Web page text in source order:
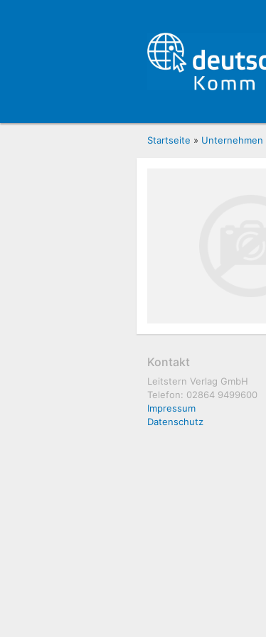
Startseite » Unternehmen
Kontakt
Leitstern Verlag GmbH
Telefon: 02864 9499600
Impressum
Datenschutz